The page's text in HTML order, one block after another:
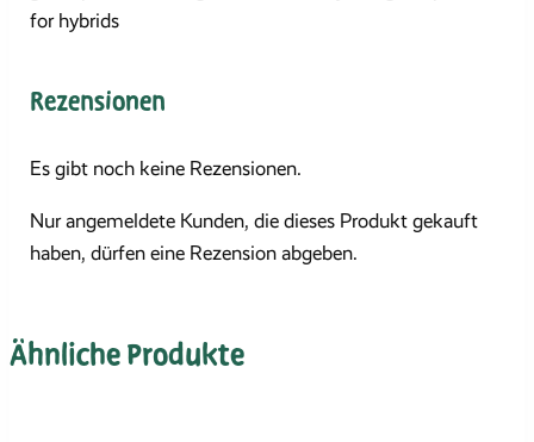
for hybrids
Rezensionen
Es gibt noch keine Rezensionen.
Nur angemeldete Kunden, die dieses Produkt gekauft
haben, dürfen eine Rezension abgeben.
Ähnliche Produkte